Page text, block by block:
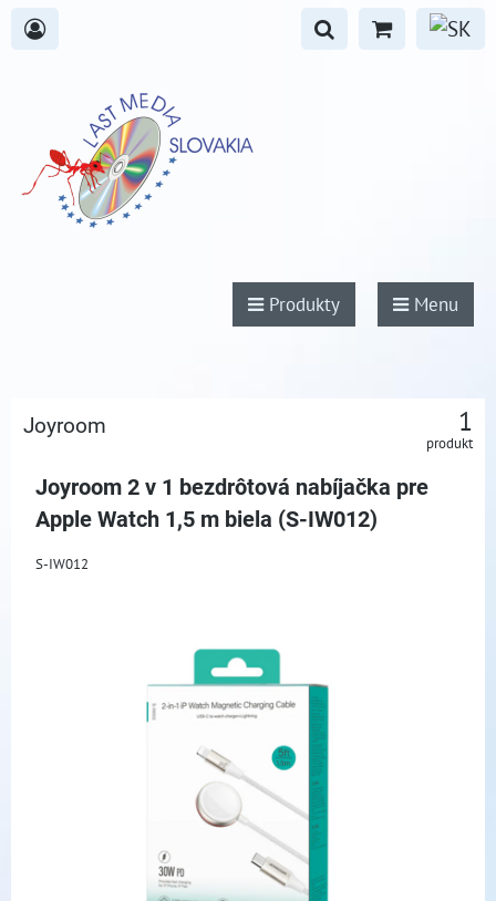
Produkty Menu
Joyroom 1
produkt
Joyroom 2 v 1 bezdrôtová nabíjačka pre
Apple Watch 1,5 m biela (S-IW012)
S-IW012